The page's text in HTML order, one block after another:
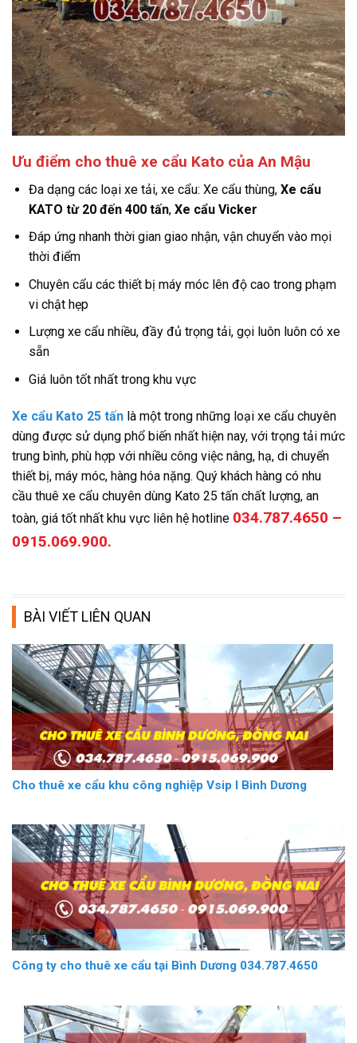
Ưu điểm cho thuê xe cẩu Kato của An Mậu
Đa dạng các loại xe tải, xe cẩu: Xe cẩu thùng, Xe cẩu
KATO từ 20 đến 400 tấn, Xe cẩu Vicker
Đáp ứng nhanh thời gian giao nhận, vận chuyển vào mọi
thời điểm
Chuyên cẩu các thiết bị máy móc lên độ cao trong phạm
vi chật hẹp
Lượng xe cẩu nhiều, đầy đủ trọng tải, gọi luôn luôn có xe
sẵn
Giá luôn tốt nhất trong khu vực
Xe cẩu Kato 25 tấn là một trong những loại xe cẩu chuyên
dùng được sử dụng phổ biến nhất hiện nay, với trọng tải mức
trung bình, phù hợp với nhiều công việc nâng, hạ, di chuyển
thiết bị, máy móc, hàng hóa nặng. Quý khách hàng có nhu
cầu thuê xe cẩu chuyên dùng Kato 25 tấn chất lượng, an
toàn, giá tốt nhất khu vực liên hệ hotline 034.787.4650 –
0915.069.900.
BÀI VIẾT LIÊN QUAN
Cho thuê xe cẩu khu công nghiệp Vsip I Bình Dương
Công ty cho thuê xe cẩu tại Bình Dương 034.787.4650